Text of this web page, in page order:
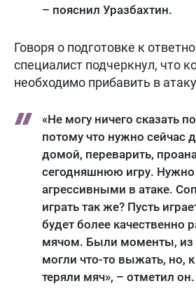
– пояснил Уразбахтин.
Говоря о подготовке к
специалист подчеркнул, что
необходимо прибавить в
«Не могу ничего сказать
потому что нужно сейчас
домой, переварить,
сегодняшнюю игру.
агрессивными в атаке.
играть так же? Пусть
будет более качественно
мячом. Были моменты,
могли что-то выжать, но,
теряли мяч», – отметил он.